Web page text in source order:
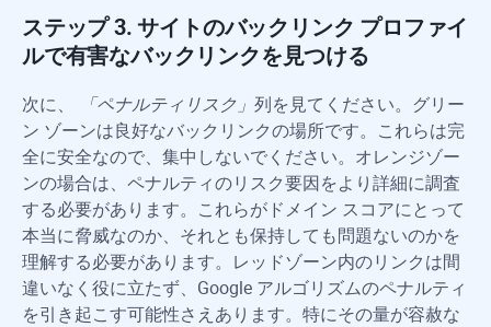
ステップ 3. サイトのバックリンク プロファイ
ルで有害なバックリンクを見つける
次に、 「ペナルティリスク」 列を見てください。グリー
ン ゾーンは良好なバックリンクの場所です。これらは完
全に安全なので、集中しないでください。オレンジゾー
ンの場合は、ペナルティのリスク要因をより詳細に調査
する必要があります。これらがドメイン スコアにとって
本当に脅威なのか、それとも保持しても問題ないのかを
理解する必要があります。レッドゾーン内のリンクは間
違いなく役に立たず、Google アルゴリズムのペナルティ
を引き起こす可能性さえあります。特にその量が容赦な